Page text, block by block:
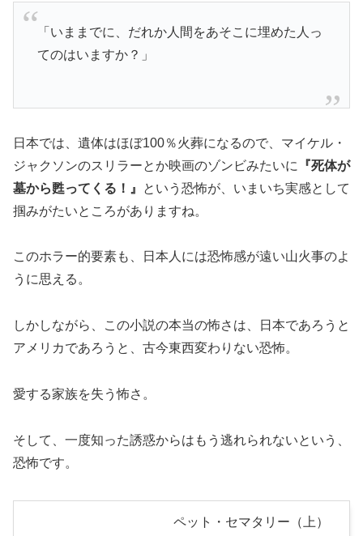
「いままでに、だれか人間をあそこに埋めた人っ
てのはいますか？」
日本では、遺体はほぼ100％火葬になるので、マイケル・
ジャクソンのスリラーとか映画のゾンビみたいに
『死体が
墓から甦ってくる！』
という恐怖が、いまいち実感として
掴みがたいところがありますね。
このホラー的要素も、日本人には恐怖感が遠い山火事のよ
うに思える。
しかしながら、この小説の本当の怖さは、日本であろうと
アメリカであろうと、古今東西変わりない恐怖。
愛する家族を失う怖さ。
そして、一度知った誘惑からはもう逃れられないという、
恐怖です。
ペット・セマタリー（上）